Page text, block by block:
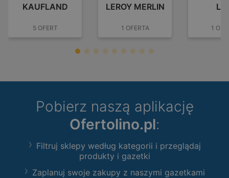
KAUFLAND
5 OFERT
LEROY MERLIN
1 OFERTA 1
Pobierz naszą aplikację
Ofertolino.pl:
Filtruj sklepy według kategorii i przeglądaj
produkty i gazetki
Zaplanuj swoje zakupy z naszymi gazetkami